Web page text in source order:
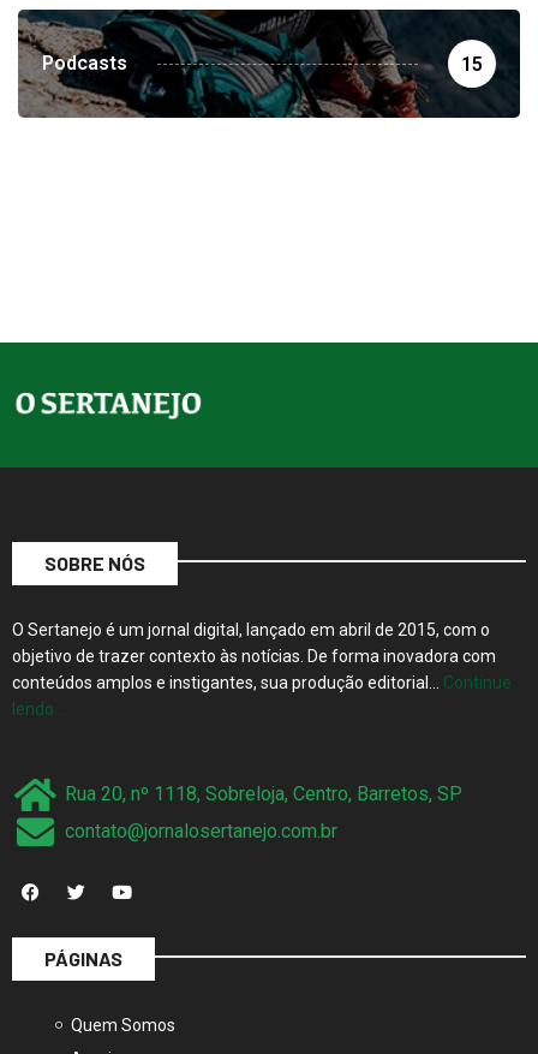
Podcasts 15
SOBRE NÓS
O Sertanejo é um jornal digital, lançado em abril de 2015, com o
objetivo de trazer contexto às notícias. De forma inovadora com
conteúdos amplos e instigantes, sua produção editorial… Continue
lendo…
Rua 20, nº 1118, Sobreloja, Centro, Barretos, SP
contato@jornalosertanejo.com.br
PÁGINAS
Quem Somos